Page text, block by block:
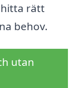
rätt
behov.
utan